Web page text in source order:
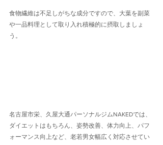
食物繊維は不足しがちな成分ですので、大葉を副菜
や一品料理として取り入れ積極的に摂取しましょ
う。
名古屋市栄、久屋大通パーソナルジムNAKEDでは、
ダイエットはもちろん、姿勢改善、体力向上、パフ
ォーマンス向上など、老若男女幅広く対応させてい